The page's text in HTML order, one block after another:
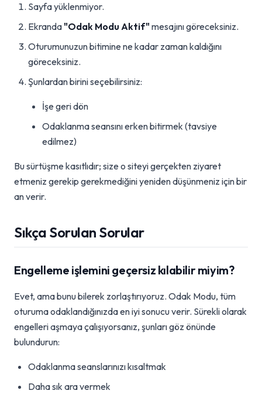
Sayfa yüklenmiyor.
Ekranda "Odak Modu Aktif"mesajını göreceksiniz.
Oturumunuzun bitimine ne kadar zaman kaldığını
göreceksiniz.
Şunlardan birini seçebilirsiniz:
İşe geri dön
Odaklanma seansını erken bitirmek (tavsiye
edilmez)
Bu sürtüşme kasıtlıdır; size o siteyi gerçekten ziyaret
etmeniz gerekip gerekmediğini yeniden düşünmeniz için bir
an verir.
Sıkça Sorulan Sorular
Engelleme işlemini geçersiz kılabilir miyim?
Evet, ama bunu bilerek zorlaştırıyoruz. Odak Modu, tüm
oturuma odaklandığınızda en iyi sonucu verir. Sürekli olarak
engelleri aşmaya çalışıyorsanız, şunları göz önünde
bulundurun:
Odaklanma seanslarınızı kısaltmak
Daha sık ara vermek